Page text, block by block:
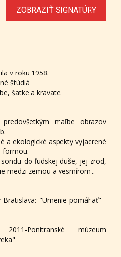
ZOBRAZIŤ SIGNATÚRY
v roku 1958.
štúdiá.
šatke a kravate.
maľbe obrazov
a ekologické aspekty vyjadrené
formou.
do ľudskej duše, jej zrod,
medzi zemou a vesmírom...
Bratislava: "Umenie pomáhať" -
Ponitranské múzeum